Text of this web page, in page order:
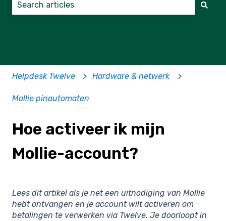
Helpdesk Twelve Hardware & netwerk
Mollie pinautomaten
Hoe activeer ik mijn
Mollie-account?
Lees dit artikel als je net een uitnodiging van Mollie
hebt ontvangen en je account wilt activeren om
betalingen te verwerken via Twelve. Je doorloopt in